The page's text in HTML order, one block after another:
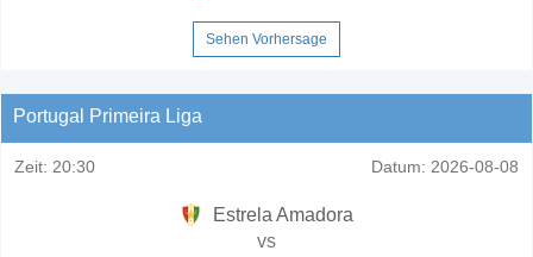
Sehen Vorhersage
Portugal Primeira Liga
Zeit: 20:30 Datum: 2026-08-08
Estrela Amadora
vs